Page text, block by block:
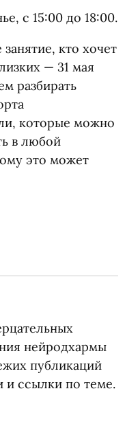
с 15:00 до 18:00.
кто хочет
— 31 мая
разбирать
которые можно
в любой
это может
нейродхармы
публикаций
и ссылки по теме.